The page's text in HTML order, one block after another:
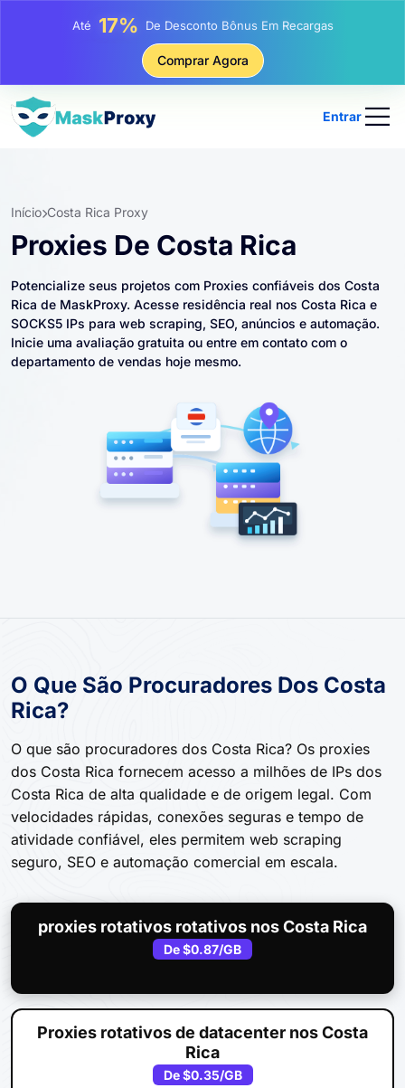
Até25%Desconto Em Compras Estáticas De IP
Desconto Em Compras Rotativas De IP
Comprar Agora
Entrar
Início Costa Rica Proxy
Proxies De Costa Rica
Potencialize seus projetos com Proxies confiáveis ​​dos Costa
Rica de MaskProxy. Acesse residência real nos Costa Rica e
SOCKS5 IPs para web scraping, SEO, anúncios e automação.
Inicie uma avaliação gratuita ou entre em contato com o
departamento de vendas hoje mesmo.
O Que São Procuradores Dos Costa
Rica?
O que são procuradores dos Costa Rica? Os proxies
dos Costa Rica fornecem acesso a milhões de IPs dos
Costa Rica de alta qualidade e de origem legal. Com
velocidades rápidas, conexões seguras e tempo de
atividade confiável, eles permitem web scraping
seguro, SEO e automação comercial em escala.
proxies rotativos rotativos nos Costa Rica
De$0.87/GB
Proxies rotativos de datacenter nos Costa
Rica
De$0.35/GB